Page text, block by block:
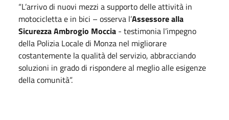
“L’arrivo di nuovi mezzi a supporto delle attività in
motocicletta e in bici – osserva l’Assessore alla
Sicurezza Ambrogio Moccia - testimonia l’impegno
della Polizia Locale di Monza nel migliorare
costantemente la qualità del servizio, abbracciando
soluzioni in grado di rispondere al meglio alle esigenze
della comunità”.